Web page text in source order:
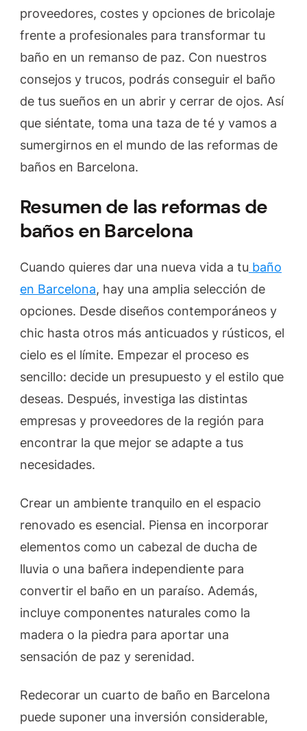
reformas
en
proveedores, costes y opciones de bricolaje
frente a profesionales para transformar tu
baño en un remanso de paz. Con nuestros
consejos y trucos, podrás conseguir el baño
de tus sueños en un abrir y cerrar de ojos. Así
que siéntate, toma una taza de té y vamos a
sumergirnos en el mundo de las reformas de
baños en Barcelona.
Resumen de las reformas de
baños en Barcelona
Cuando quieres dar una nueva vida a tu baño
en Barcelona, hay una amplia selección de
opciones. Desde diseños contemporáneos y
chic hasta otros más anticuados y rústicos, el
cielo es el límite. Empezar el proceso es
sencillo: decide un presupuesto y el estilo que
deseas. Después, investiga las distintas
empresas y proveedores de la región para
encontrar la que mejor se adapte a tus
necesidades.
Crear un ambiente tranquilo en el espacio
renovado es esencial. Piensa en incorporar
elementos como un cabezal de ducha de
lluvia o una bañera independiente para
convertir el baño en un paraíso. Además,
incluye componentes naturales como la
madera o la piedra para aportar una
sensación de paz y serenidad.
Redecorar un cuarto de baño en Barcelona
puede suponer una inversión considerable,